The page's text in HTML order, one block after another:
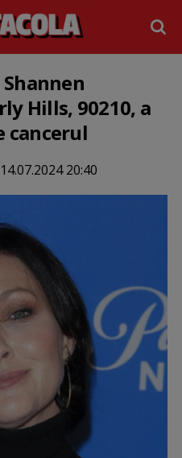
Hills, 90210, a
cancerul
14.07.2024 20:40